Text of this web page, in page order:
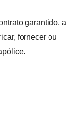
garantido, a
fornecer ou